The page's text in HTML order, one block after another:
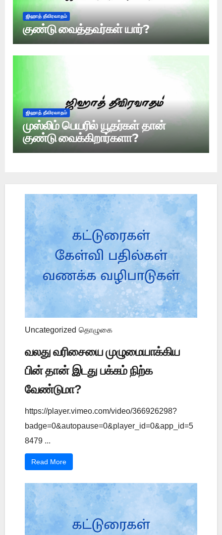
ஜிஹாத் தீவிரவாதம்
குண்டு வைத்தவர்கள் யார்?
ஜிஹாத் தீவிரவாதம்
முஸ்லிம் பெயரில் யூதர்கள் தான்
குண்டு வைக்கிறார்களா?
Uncategorized தொழுகை
வலது வரிசையை முழுமையாக்கிய
பின் தான் இடது பக்கம் நிற்க
வேண்டுமா?
https://player.vimeo.com/video/366926298?
badge=0&autopause=0&player_id=0&app_id=5
8479 ...
Read More